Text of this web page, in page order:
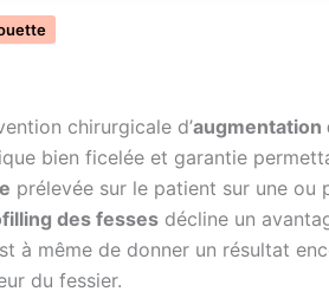
chirurgicale d’augmentation
bien ficelée et garantie
prélevée sur le patient sur une ou
des fesses décline un
à même de donner un résultat
du fessier.